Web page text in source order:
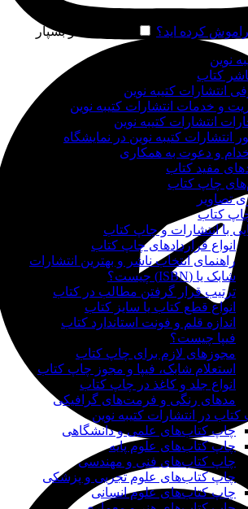
کرده اید؟ مرا به خاطر بسپار
نوین
کتاب
انتشارات کتیبه نوین
و خدمات انتشارات کتیبه نوین
انتشارات کتیبه نوین
انتشارات کتیبه نوین در نمایشگاه‌
و دعوت به همکاری
مفید کتاب
چاپ کتاب
تصاویر
کتاب
با انتشارات و چاپ کتاب
انواع قراردادهای چاپ کتاب
راهنمای انتخاب ناشر و بهترین انتشارات
شابک یا (ISBN) چیست؟
ترتیب قرار گرفتن مطالب در کتاب
انواع قطع کتاب یا سایز کتاب
اندازه قلم و فونت استاندارد کتاب
فیپا چیست؟
مجوزهای لازم برای چاپ کتاب
استعلام شابک، فیپا و مجوز چاپ کتاب
انواع جلد و کاغذ در چاپ کتاب
مدهای رنگی و فرمت‌های گرافیکی
در انتشارات کتیبه نوین
چاپ کتاب‌های علمی و دانشگاهی
چاپ کتاب‌های علوم پایه
چاپ کتاب‌های فنی و مهندسی
چاپ کتاب‌های علوم تجربی و پزشکی
چاپ کتاب‌های علوم انسانی